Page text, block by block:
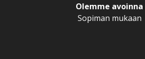
Olemme avoinna
Sopiman mukaan